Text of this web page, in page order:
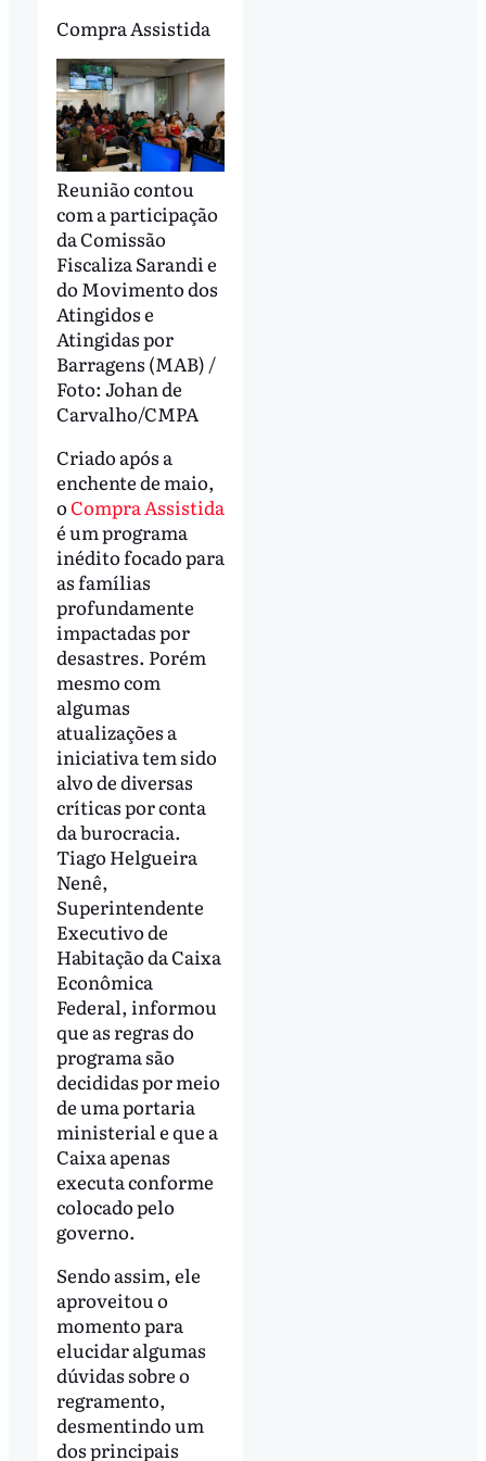
Compra Assistida
Reunião contou
com a participação
da Comissão
Fiscaliza Sarandi e
do Movimento dos
Atingidos e
Atingidas por
Barragens (MAB) /
Foto: Johan de
Carvalho/CMPA
Criado após a
enchente de maio,
oCompra Assistida
é um programa
inédito focado para
as famílias
profundamente
impactadas por
desastres. Porém
mesmo com
algumas
atualizações a
iniciativa tem sido
alvo de diversas
críticas por conta
da burocracia.
Tiago Helgueira
Nenê,
Superintendente
Executivo de
Habitação da Caixa
Econômica
Federal, informou
que as regras do
programa são
decididas por meio
de uma portaria
ministerial e que a
Caixa apenas
executa conforme
colocado pelo
governo.
Sendo assim, ele
aproveitou o
momento para
elucidar algumas
dúvidas sobre o
regramento,
desmentindo um
dos principais